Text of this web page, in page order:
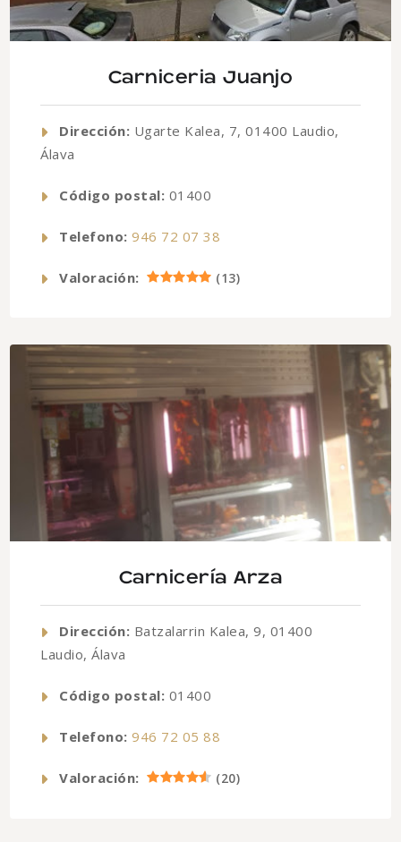
Carniceria Juanjo
Dirección: Ugarte Kalea, 7, 01400 Laudio,
Álava
Código postal: 01400
Telefono: 946 72 07 38
Valoración: (13)
Carnicería Arza
Dirección: Batzalarrin Kalea, 9, 01400
Laudio, Álava
Código postal: 01400
Telefono: 946 72 05 88
Valoración: (20)